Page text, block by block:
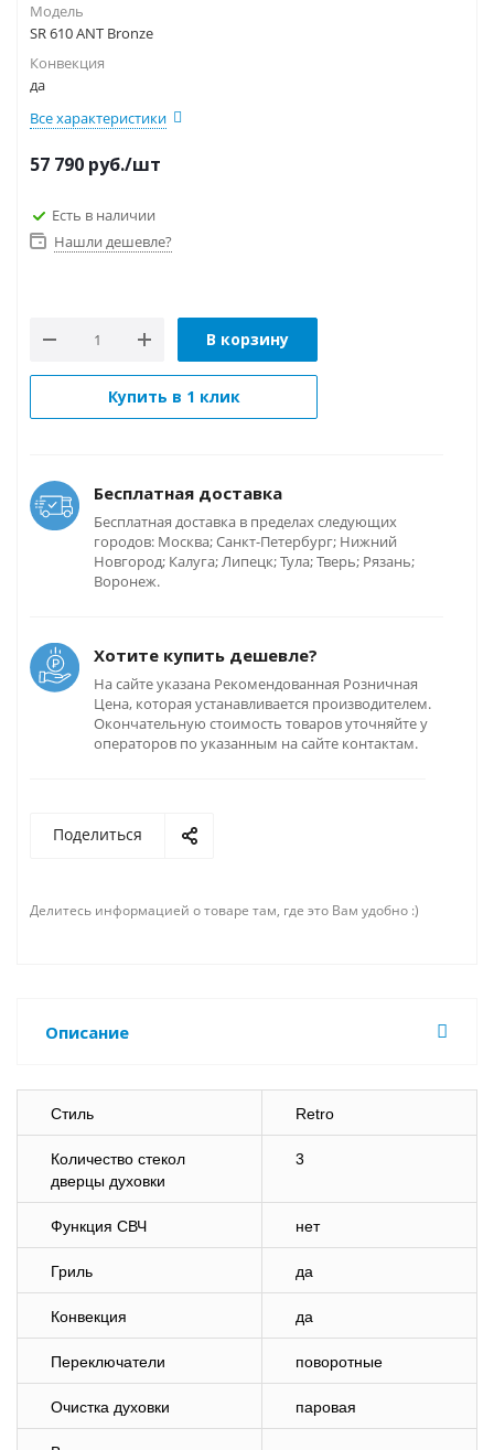
Модель
SR 610 ANT Bronze
Конвекция
да
Все характеристики
57 790 руб./шт
Есть в наличии
Нашли дешевле?
В корзину
Купить в 1 клик
Бесплатная доставка
Бесплатная доставка в пределах следующих
городов: Москва; Санкт-Петербург; Нижний
Новгород; Калуга; Липецк; Тула; Тверь; Рязань;
Воронеж.
Хотите купить дешевле?
На сайте указана Рекомендованная Розничная
Цена, которая устанавливается производителем.
Окончательную стоимость товаров уточняйте у
операторов по указанным на сайте контактам.
Поделиться
Делитесь информацией о товаре там, где это Вам удобно :)
Описание
Стиль Retro
Количество стекол
дверцы духовки
3
Функция СВЧ нет
Гриль да
Конвекция да
Переключатели поворотные
Очистка духовки паровая